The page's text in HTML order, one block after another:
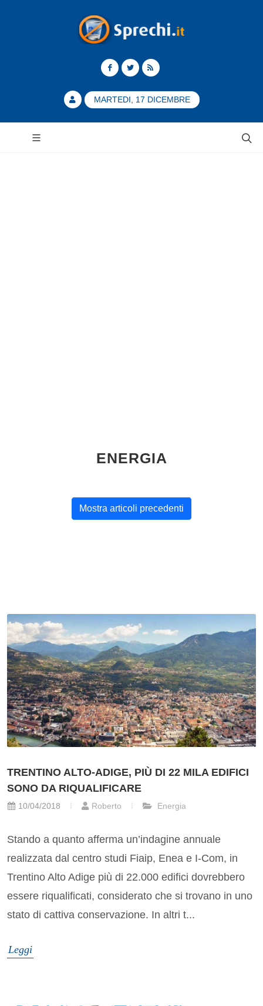
MARTEDI, 17 DICEMBRE
ENERGIA
Mostra articoli precedenti
TRENTINO ALTO-ADIGE, PIÙ DI 22 MILA EDIFICI
SONO DA RIQUALIFICARE
10/04/2018 Roberto Energia
Stando a quanto afferma un’indagine annuale
realizzata dal centro studi Fiaip, Enea e I-Com, in
Trentino Alto Adige più di 22.000 edifici dovrebbero
essere riqualificati, considerato che si trovano in uno
stato di cattiva conservazione. In altri t...
Leggi